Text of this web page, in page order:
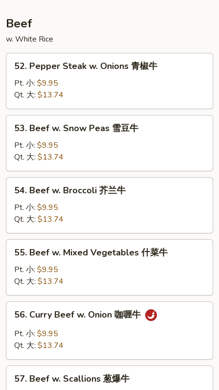
楼
炒
饭
Beef
w. White Rice
Pepper
Steak
Onions
青
52. Pepper Steak w. Onions 青椒牛
Pt. 小: $9.95
Qt. 大: $13.74
Beef
Snow
Peas
雪
53. Beef w. Snow Peas 雪豆牛
Pt. 小: $9.95
Qt. 大: $13.74
Beef
Broccoli
芥
兰
54. Beef w. Broccoli 芥兰牛
Pt. 小: $9.95
Qt. 大: $13.74
Beef
Mixed
Vegetables
什
55. Beef w. Mixed Vegetables 什菜牛
Pt. 小: $9.95
Qt. 大: $13.74
Curry
Beef
咖
56. Curry Beef w. Onion 咖喱牛
Pt. 小: $9.95
Qt. 大: $13.74
Beef
57. Beef w. Scallions 葱爆牛